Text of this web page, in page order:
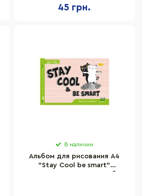
45 грн.
В наличии
Альбом для рисования A4
"Stay Cool be smart"